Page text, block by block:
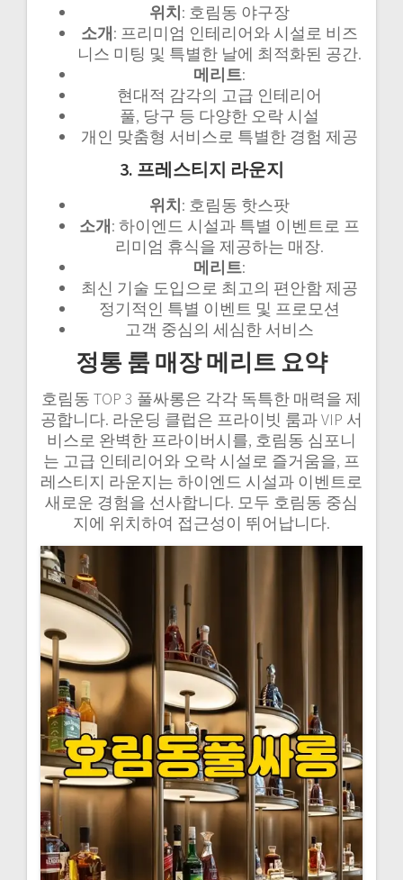
위치: 호림동 야구장
소개: 프리미엄 인테리어와 시설로 비즈
니스 미팅 및 특별한 날에 최적화된 공간.
메리트:
현대적 감각의 고급 인테리어
풀, 당구 등 다양한 오락 시설
개인 맞춤형 서비스로 특별한 경험 제공
3. 프레스티지 라운지
위치: 호림동 핫스팟
소개: 하이엔드 시설과 특별 이벤트로 프
리미엄 휴식을 제공하는 매장.
메리트:
최신 기술 도입으로 최고의 편안함 제공
정기적인 특별 이벤트 및 프로모션
고객 중심의 세심한 서비스
정통 룸 매장 메리트 요약
호림동 TOP 3 풀싸롱은 각각 독특한 매력을 제
공합니다. 라운딩 클럽은 프라이빗 룸과 VIP 서
비스로 완벽한 프라이버시를, 호림동 심포니
는 고급 인테리어와 오락 시설로 즐거움을, 프
레스티지 라운지는 하이엔드 시설과 이벤트로
새로운 경험을 선사합니다. 모두 호림동 중심
지에 위치하여 접근성이 뛰어납니다.